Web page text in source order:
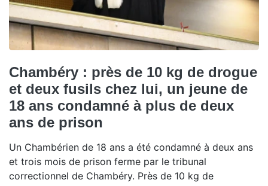
Chambéry : près de 10 kg de drogue
et deux fusils chez lui, un jeune de
18 ans condamné à plus de deux
ans de prison
Un Chambérien de 18 ans a été condamné à deux ans
et trois mois de prison ferme par le tribunal
correctionnel de Chambéry. Près de 10 kg de